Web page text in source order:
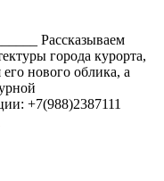
Рассказываем
города курорта,
нового облика, а
+7(988)2387111